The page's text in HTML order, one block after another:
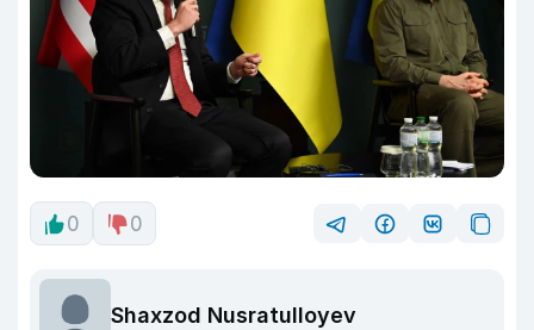
0 0
Shaxzod Nusratulloyev